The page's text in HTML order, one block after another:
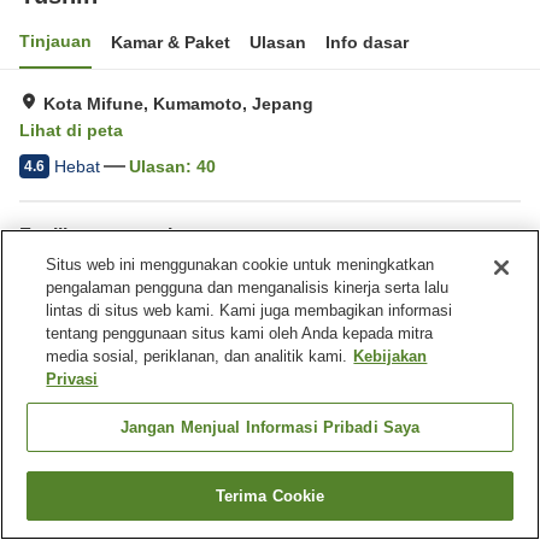
Tinjauan Kamar & Paket Ulasan Info dasar
Kota Mifune, Kumamoto, Jepang
Lihat di peta
4.6 Hebat Ulasan: 40
Fasilitas properti
Tempat parkir
Kafe
Ramah hewan peliharaan di
dalam gedung
Barbekyu
Beranda
Cari kamar
Situs web ini menggunakan cookie untuk meningkatkan
pengalaman pengguna dan menganalisis kinerja serta lalu
lintas di situs web kami. Kami juga membagikan informasi
tentang penggunaan situs kami oleh Anda kepada mitra
media sosial, periklanan, dan analitik kami. Kebijakan
Privasi
Jangan Menjual Informasi Pribadi Saya
Terima Cookie